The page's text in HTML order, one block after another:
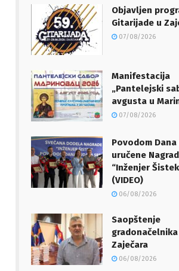
Objavljen
Gitarijade u
07/08/2026
Manifestacija
„Pantelejski
avgusta u
07/08/2026
Povodom
uručene
“Inženjer
(VIDEO)
06/08/2026
Saopštenje
gradonačelnika
Zaječara
06/08/2026